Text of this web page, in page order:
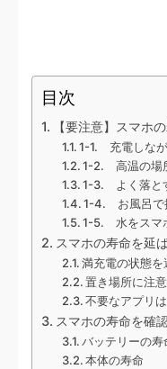
目次
【要注意】スマホ
1-1. 充電しな
1-2. 高温の場
1-3. よく落と
1-4. お風呂で
1-5. 水をスマ
スマホの寿命を延
満充電の状態を
置き場所に注
不要なアプリ
スマホの寿命を確
バッテリーの寿
本体の寿命